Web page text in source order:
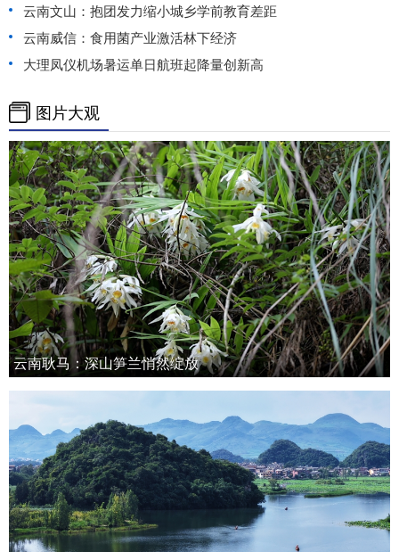
云南文山：抱团发力缩小城乡学前教育差距
云南威信：食用菌产业激活林下经济
大理凤仪机场暑运单日航班起降量创新高
图片大观
云南耿马：深山笋兰悄然绽放